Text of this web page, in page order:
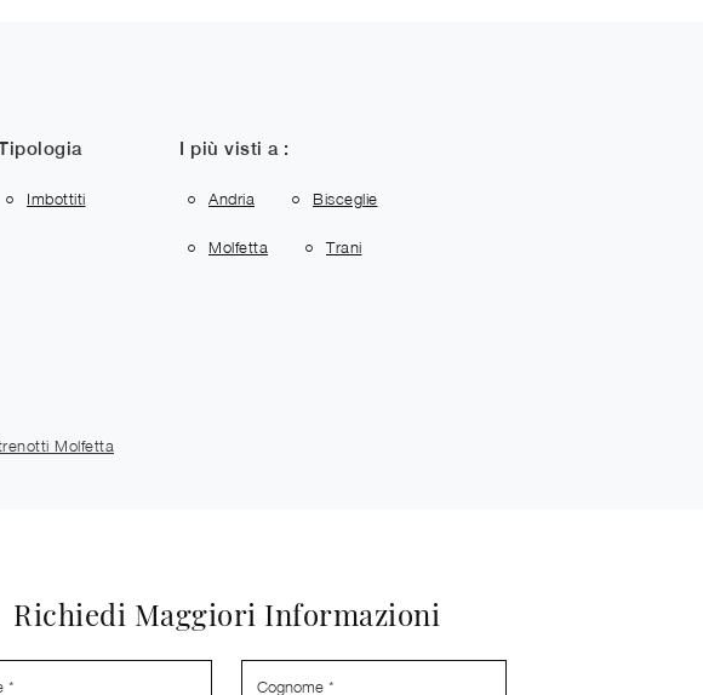
Imbottiti
I più visti a :
Andria Bisceglie
Molfetta Trani
Molfetta
Richiedi Maggiori Informazioni